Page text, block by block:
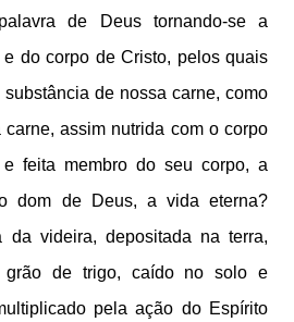
de Deus tornando-se a
do corpo de Cristo, pelos quais
de nossa carne, como
assim nutrida com o corpo
feita membro do seu corpo, a
dom de Deus, a vida eterna?
da videira, depositada na terra,
grão de trigo, caído no solo e
pela ação do Espírito